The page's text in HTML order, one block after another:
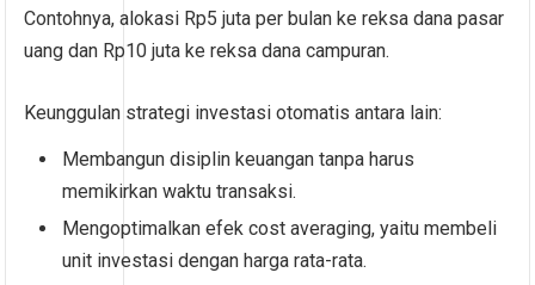
Contohnya, alokasi Rp5 juta per bulan ke reksa dana pasar
uang dan Rp10 juta ke reksa dana campuran.
Keunggulan strategi investasi otomatis antara lain:
Membangun disiplin keuangan tanpa harus
memikirkan waktu transaksi.
Mengoptimalkan efek cost averaging, yaitu membeli
unit investasi dengan harga rata-rata.